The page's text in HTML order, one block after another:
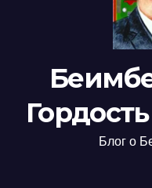
Блог о